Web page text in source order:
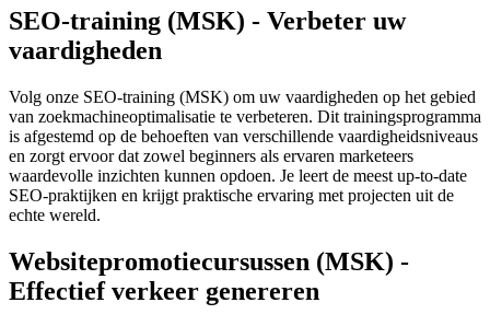
SEO-training (MSK) - Verbeter uw
vaardigheden
Volg onze SEO-training (MSK) om uw vaardigheden op het gebied
van zoekmachineoptimalisatie te verbeteren. Dit trainingsprogramma
is afgestemd op de behoeften van verschillende vaardigheidsniveaus
en zorgt ervoor dat zowel beginners als ervaren marketeers
waardevolle inzichten kunnen opdoen. Je leert de meest up-to-date
SEO-praktijken en krijgt praktische ervaring met projecten uit de
echte wereld.
Websitepromotiecursussen (MSK) -
Effectief verkeer genereren